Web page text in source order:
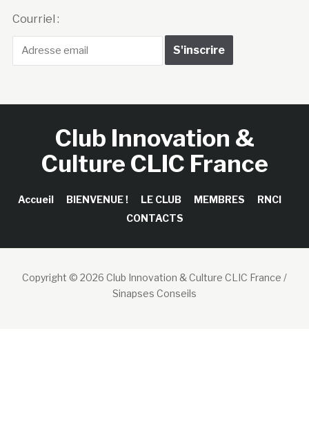
Courriel :
Club Innovation &
Culture CLIC France
Accueil BIENVENUE ! LE CLUB MEMBRES
RNCI
CONTACTS
Copyright © 2026 Club Innovation & Culture CLIC France /
Sinapses Conseils